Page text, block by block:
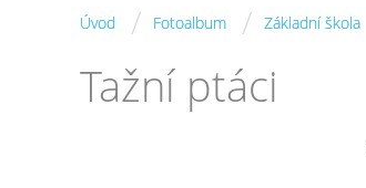
Úvod / Fotoalbum / Základní škola
Tažní ptáci